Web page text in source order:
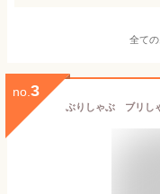
全ての
no. 3